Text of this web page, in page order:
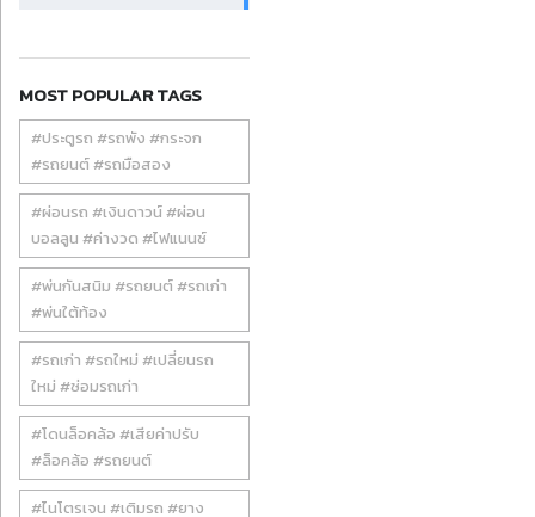
MOST POPULAR TAGS
#ประตูรถ #รถพัง #กระจก
#รถยนต์ #รถมือสอง
#ผ่อนรถ #เงินดาวน์ #ผ่อน
บอลลูน #ค่างวด #ไฟแนนซ์
#พ่นกันสนิม #รถยนต์ #รถเก่า
#พ่นใต้ท้อง
#รถเก่า #รถใหม่ #เปลี่ยนรถ
ใหม่ #ซ่อมรถเก่า
#โดนล็อคล้อ #เสียค่าปรับ
#ล็อคล้อ #รถยนต์
#ไนโตรเจน #เติมรถ #ยาง